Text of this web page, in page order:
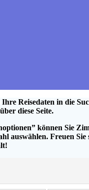
Ihre Reisedaten in die
diese Seite.
können Sie
auswählen. Freuen Sie